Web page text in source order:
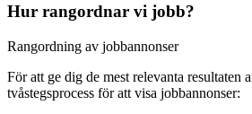
Hur rangordnar vi jobb?
Rangordning av jobbannonser
För att ge dig de mest relevanta resultaten
tvåstegsprocess för att visa jobbannonser: